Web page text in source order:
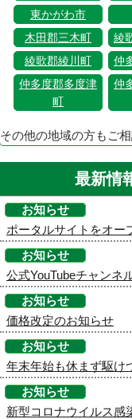
東かがわ市
木田郡三木町
綾
綾歌郡綾川町
仲
仲多度郡多度津
町
仲
その他の地域の方もご相
最新情
お知らせ
ポータルサイトをオー
お知らせ
公式YouTubeチャンネ
お知らせ
価格改定のお知らせ
お知らせ
年末年始も休まず駆け
お知らせ
新型コロナウイルス感